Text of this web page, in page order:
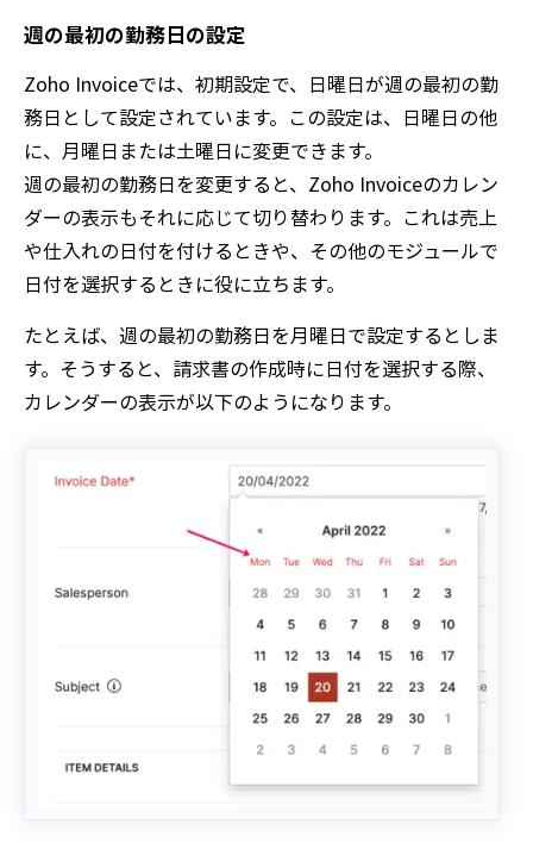
週の最初の勤務日の設定
Zoho Invoiceでは、初期設定で、日曜日が週の最初の勤
務日として設定されています。この設定は、日曜日の他
に、月曜日または土曜日に変更できます。
週の最初の勤務日を変更すると、Zoho Invoiceのカレン
ダーの表示もそれに応じて切り替わります。これは売上
や仕入れの日付を付けるときや、その他のモジュールで
日付を選択するときに役に立ちます。
たとえば、週の最初の勤務日を月曜日で設定するとしま
す。そうすると、請求書の作成時に日付を選択する際、
カレンダーの表示が以下のようになります。